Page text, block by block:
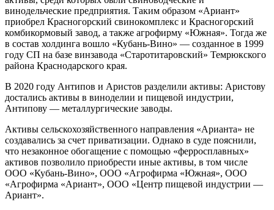
винодельческие предприятия. Таким образом «Ариант»
приобрел Красногорский свинокомплекс и Красногорский
комбикормовый завод, а также агрофирму «Южная». Тогда же
в состав холдинга вошло «Кубань-Вино» — созданное в 1999
году СП на базе винзавода «Старотитаровский» Темрюкского
района Краснодарского края.
В 2020 году Антипов и Аристов разделили активы: Аристову
достались активы в виноделии и пищевой индустрии,
Антипову — металлургические заводы.
Активы сельскохозяйственного направления «Арианта» не
создавались за счет приватизации. Однако в суде пояснили,
что незаконное обогащение с помощью «ферросплавных»
активов позволило приобрести иные активы, в том числе
ООО «Кубань-Вино», ООО «Агрофирма «Южная», ООО
«Агрофирма «Ариант», ООО «Центр пищевой индустрии —
Ариант».